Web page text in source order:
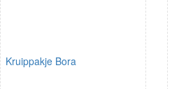
Kruippakje Bora